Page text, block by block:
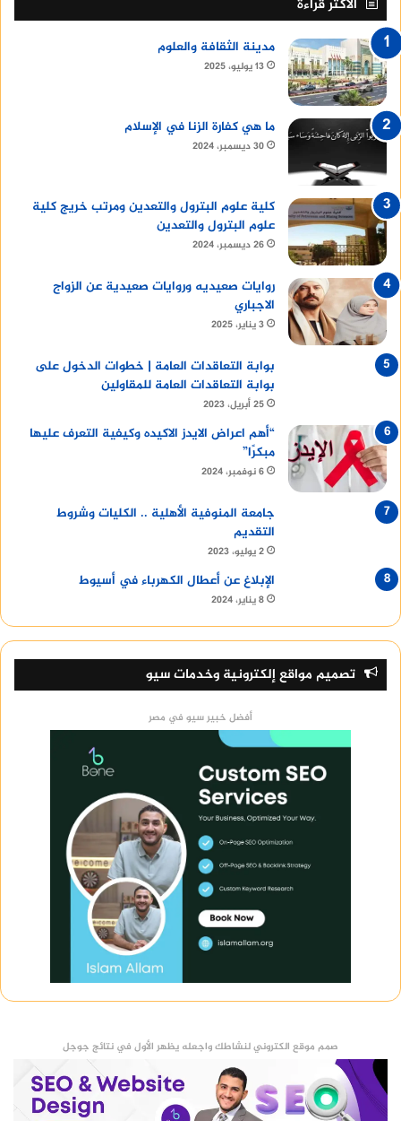
الأكثر قراءة
مدينة الثقافة والعلوم
13 يوليو، 2025
ما هي كفارة الزنا في الإسلام
30 ديسمبر، 2024
كلية علوم البترول والتعدين ومرتب خريج كلية
علوم البترول والتعدين
26 ديسمبر، 2024
روايات صعيديه وروايات صعيدية عن الزواج
الاجباري
3 يناير، 2025
بوابة التعاقدات العامة | خطوات الدخول على
بوابة التعاقدات العامة للمقاولين
25 أبريل، 2023
“أهم اعراض الايدز الاكيده وكيفية التعرف عليها
مبكرًا”
6 نوفمبر، 2024
جامعة المنوفية الأهلية .. الكليات وشروط
التقديم
2 يوليو، 2023
الإبلاغ عن أعطال الكهرباء في أسيوط
8 يناير، 2024
تصميم مواقع إلكترونية وخدمات سيو
أفضل خبير سيو في مصر
صمم موقع الكتروني لنشاطك واجعله يظهر الأول في نتائج جوجل